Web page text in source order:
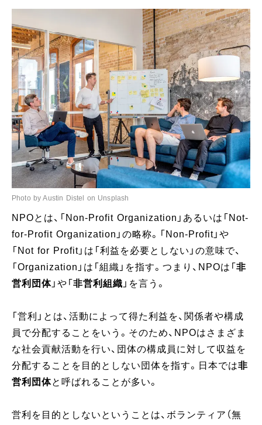
Photo by Austin Distel on Unsplash
NPOとは、「Non-Profit Organization」あるいは「Not-
for-Profit Organization」の略称。「Non-Profit」や
「Not for Profit」は「利益を必要としない」の意味で、
「Organization」は「組織」を指す。つまり、NPOは「 非
営利団体 」や「 非営利組織 」を言う。
「営利」とは、活動によって得た利益を、関係者や構成
員で分配することをいう。そのため、NPOはさまざま
な社会貢献活動を行い、団体の構成員に対して収益を
分配することを目的としない団体を指す。日本では非
営利団体と呼ばれることが多い。
営利を目的としないということは、ボランティア（無